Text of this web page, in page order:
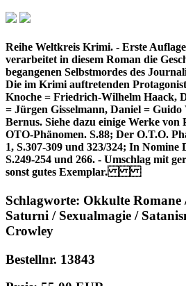
Reihe Weltkreis Krimi. - Erste
verarbeitet in diesem Roman die
begangenen Selbstmordes des
Die im Krimi auftretenden
Knoche = Friedrich-Wilhelm Haack,
= Jürgen Gisselmann, Daniel =
Bernus. Siehe dazu einige Werke von
OTO-Phänomen. S.88; Der O.T.O.
1, S.307-309 und 323/324; In Nomine
S.249-254 und 266. - Umschlag mit
sonst gutes Exemplar.
Schlagworte: Okkulte
Saturni / Sexualmagie /
Crowley
Bestellnr. 13843